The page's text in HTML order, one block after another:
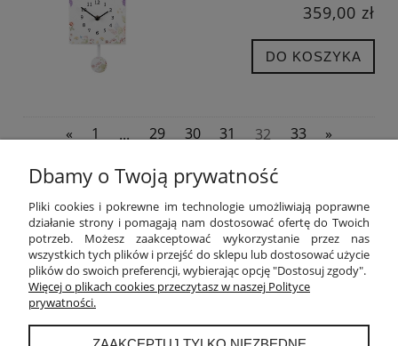
359,00 zł
DO KOSZYKA
« 1 ... 29 30 31 32 33 »
POMOC
MOJE KONTO
PŁATNOŚCI I DOSTAWA
INFORMACJE
Dbamy o Twoją prywatność
Pliki cookies i pokrewne im technologie umożliwiają poprawne
działanie strony i pomagają nam dostosować ofertę do Twoich
potrzeb. Możesz zaakceptować wykorzystanie przez nas
wszystkich tych plików i przejść do sklepu lub dostosować użycie
plików do swoich preferencji, wybierając opcję "Dostosuj zgody".
Więcej o plikach cookies przeczytasz w naszej Polityce
prywatności.